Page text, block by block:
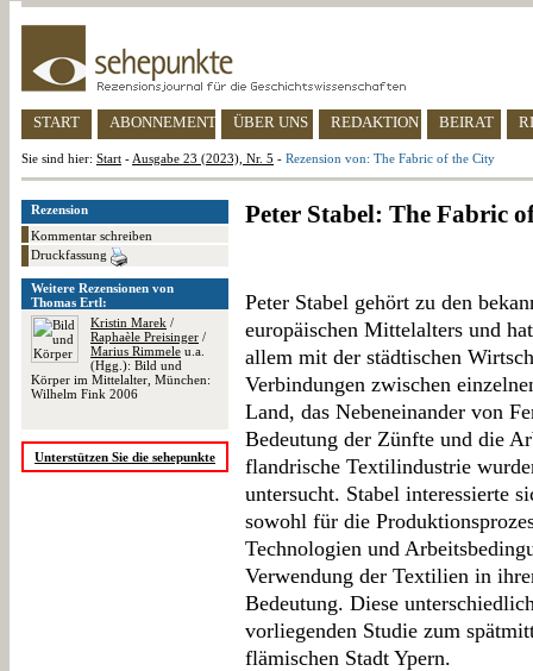
START ABONNEMENT ÜBER UNS REDAKTION BEIRAT
Sie sind hier: Start - Ausgabe 23 (2023), Nr. 5 - Rezension von: The Fabric of the City
Rezension
Kommentar schreiben
Druckfassung
Weitere Rezensionen von
Thomas Ertl:
Kristin Marek /
Raphaèle Preisinger /
Marius Rimmele u.a.
(Hgg.): Bild und
Körper im Mittelalter, München:
Wilhelm Fink 2006
Unterstützen Sie die sehepunkte
Peter Stabel: The Fabric
Peter Stabel gehört zu den
europäischen Mittelalters und
allem mit der städtischen
Verbindungen zwischen
Land, das Nebeneinander von
Bedeutung der Zünfte und die
flandrische Textilindustrie
untersucht. Stabel interessierte
sowohl für die
Technologien und
Verwendung der Textilien in
Bedeutung. Diese
vorliegenden Studie zum
flämischen Stadt Ypern.